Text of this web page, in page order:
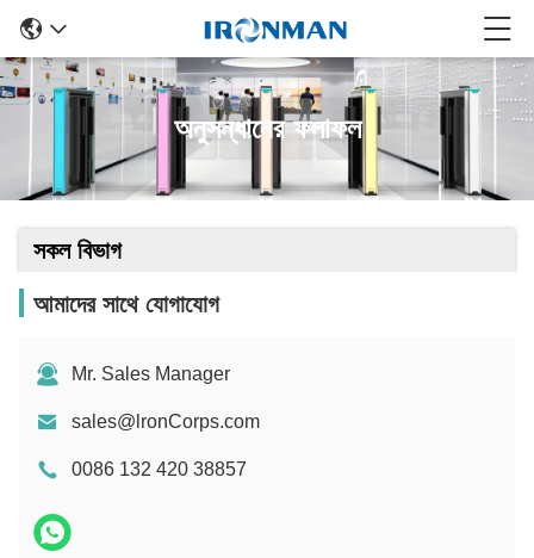
অনুসন্ধানের ফলাফল
সকল বিভাগ
আমাদের সাথে যোগাযোগ
Mr. Sales Manager
sales@lronCorps.com
0086 132 420 38857